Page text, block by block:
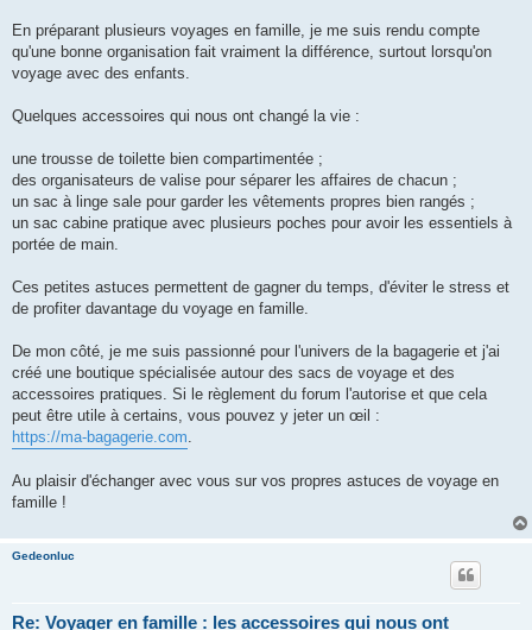
g
n
o
n
u
En préparant plusieurs voyages en famille, je me suis rendu compte
qu'une bonne organisation fait vraiment la différence, surtout lorsqu'on
voyage avec des enfants.
Quelques accessoires qui nous ont changé la vie :
une trousse de toilette bien compartimentée ;
des organisateurs de valise pour séparer les affaires de chacun ;
un sac à linge sale pour garder les vêtements propres bien rangés ;
un sac cabine pratique avec plusieurs poches pour avoir les essentiels à
portée de main.
Ces petites astuces permettent de gagner du temps, d'éviter le stress et
de profiter davantage du voyage en famille.
De mon côté, je me suis passionné pour l'univers de la bagagerie et j'ai
créé une boutique spécialisée autour des sacs de voyage et des
accessoires pratiques. Si le règlement du forum l'autorise et que cela
peut être utile à certains, vous pouvez y jeter un œil :
https://ma-bagagerie.com.
Au plaisir d'échanger avec vous sur vos propres astuces de voyage en
famille !
Gedeonluc
Re: Voyager en famille : les accessoires qui nous ont